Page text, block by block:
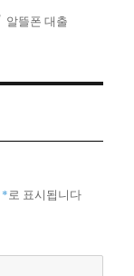
태
알뜰폰 대출
*로 표시됩니다